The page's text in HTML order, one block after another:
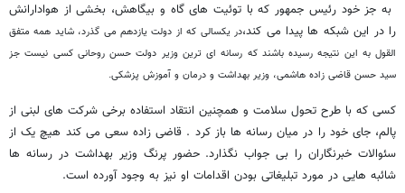
به جز خود رئیس جمهور که با توئیت های گاه و بیگاهش، بخشی از هوادارانش
را در این شبکه ها پیدا می کند،در یکسالی که از دولت یازدهم می گذرد، شاید همه متفق
القول به این نتیجه رسیده باشند که رسانه ای ترین وزیر دولت حسن روحانی کسی نیست جز
سید حسن قاضی زاده هاشمی، وزیر بهداشت و درمان و آموزش پزشکی.
کسی که با طرح تحول سلامت و همچنین انتقاد استفاده برخی شرکت های لبنی از
پالم، جای خود را در میان رسانه ها باز کرد . قاضی زاده سعی می کند هیچ یک از
سئوالات خبرنگاران را بی جواب نگذارد. حضور پرنگ وزیر بهداشت در رسانه ها
شائبه هایی در مورد تبلیغاتی بودن اقدامات او نیز به وجود آورده است.